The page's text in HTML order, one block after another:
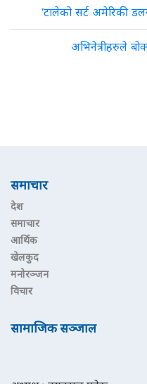
‘टालेको सर्ट अमेरिकी
अभिनेत्रीहरुले
समाचार
देश
समाचार
आर्थिक
खेलकुद
मनोरञ्जन
विचार
सामाजिक सञ्जाल